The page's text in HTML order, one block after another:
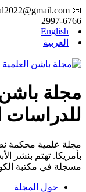
📧
2997-6766
English
العربية
مجلة
للدراسات
مجلة علمية محكمة
بأمريكا. تهتم بنشر
مسجلة في مكتبة
حول المجلة